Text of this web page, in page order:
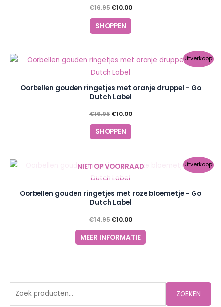
€16.95 €10.00
SHOPPEN
Uitverkoop!
Oorbellen gouden ringetjes met oranje druppel – Go
Dutch Label
€16.95
Oorspronkelijke
prijs
was:
€10.00
Huidige
prijs
SHOPPEN
Uitverkoop!
NIET OP VOORRAAD
Oorbellen gouden ringetjes met roze bloemetje – Go
Dutch Label
€14.95
Oorspronkelijke
prijs
was:
€10.00
Huidige
prijs
MEER INFORMATIE
ZOEKEN
a